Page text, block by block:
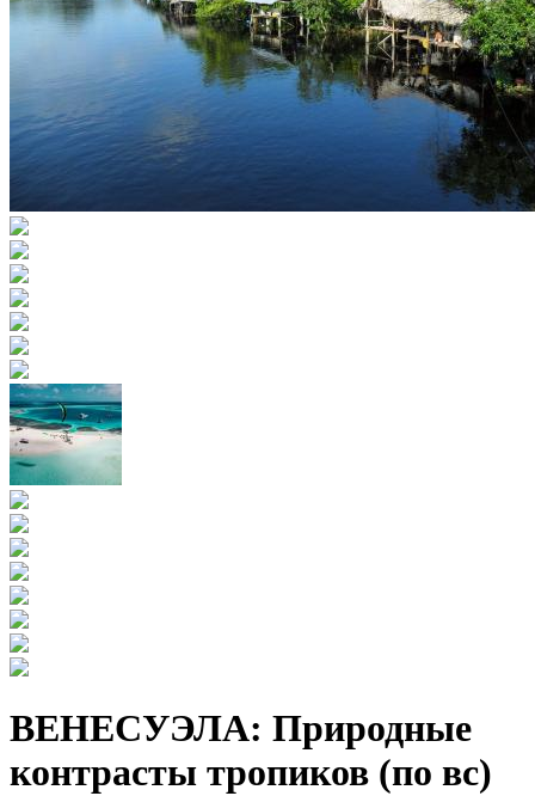
ВЕНЕСУЭЛА: Природные
контрасты тропиков (по вс)